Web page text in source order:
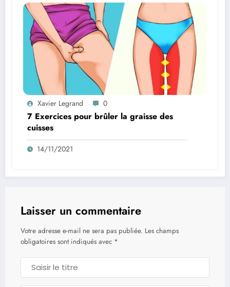
Xavier Legrand 0
7 Exercices pour brûler la graisse des
cuisses
14/11/2021
Laisser un commentaire
Votre adresse e-mail ne sera pas publiée. Les champs
obligatoires sont indiqués avec *